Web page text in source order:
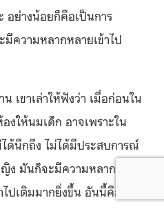
อย่างน้อยก็คือเป็นการ
ความหลากหลายเข้าไป
เขาเล่าให้ฟังว่า เมื่อก่อนใน
งให้นมเด็ก อาจเพราะใน
ได้นึกถึง ไม่ได้มีประสบการณ์
มันก็จะมีความหลากหลาย
ปเติมมากยิ่งขึ้น อันนี้คือ